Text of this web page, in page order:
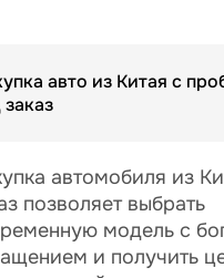
авто из Китая с
автомобиля из
позволяет выбрать
модель с
и получить